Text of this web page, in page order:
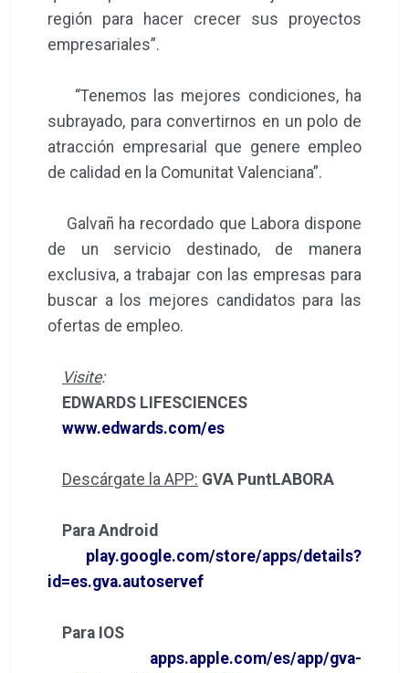
región para hacer crecer sus proyectos
empresariales”.
“Tenemos las mejores condiciones, ha
subrayado, para convertirnos en un polo de
atracción empresarial que genere empleo
de calidad en la Comunitat Valenciana”.
Galvañ ha recordado que Labora dispone
de un servicio destinado, de manera
exclusiva, a trabajar con las empresas para
buscar a los mejores candidatos para las
ofertas de empleo.
Visite:
EDWARDS LIFESCIENCES
www.edwards.com/es
Descárgate la APP: GVA PuntLABORA
Para Android
play.google.com/store/apps/details?
id=es.gva.autoservef
Para IOS
apps.apple.com/es/app/gva-